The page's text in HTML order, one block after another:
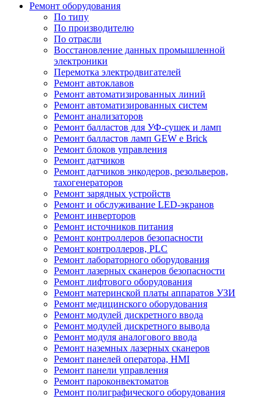
Ремонт оборудования
По типу
По производителю
По отрасли
Восстановление данных промышленной
электроники
Перемотка электродвигателей
Ремонт автоклавов
Ремонт автоматизированных линий
Ремонт автоматизированных систем
Ремонт анализаторов
Ремонт балластов для УФ-сушек и ламп
Ремонт балластов ламп GEW e Brick
Ремонт блоков управления
Ремонт датчиков
Ремонт датчиков энкодеров, резольверов,
тахогенераторов
Ремонт зарядных устройств
Ремонт и обслуживание LED-экранов
Ремонт инверторов
Ремонт источников питания
Ремонт контроллеров безопасности
Ремонт контроллеров, PLC
Ремонт лабораторного оборудования
Ремонт лазерных сканеров безопасности
Ремонт лифтового оборудования
Ремонт материнской платы аппаратов УЗИ
Ремонт медицинского оборудования
Ремонт модулей дискретного ввода
Ремонт модулей дискретного вывода
Ремонт модуля аналогового ввода
Ремонт наземных лазерных сканеров
Ремонт панелей оператора, HMI
Ремонт панели управления
Ремонт пароконвектоматов
Ремонт полиграфического оборудования